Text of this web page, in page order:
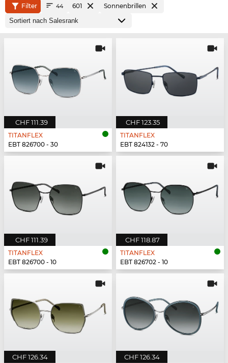
Filter 44 601 Sonnenbrillen
CHF 111.39
TITANFLEX
EBT 826700 - 30
CHF 123.35
TITANFLEX
EBT 824132 - 70
CHF 111.39
TITANFLEX
EBT 826700 - 10
CHF 118.87
TITANFLEX
EBT 826702 - 10
CHF 126.34 CHF 126.34